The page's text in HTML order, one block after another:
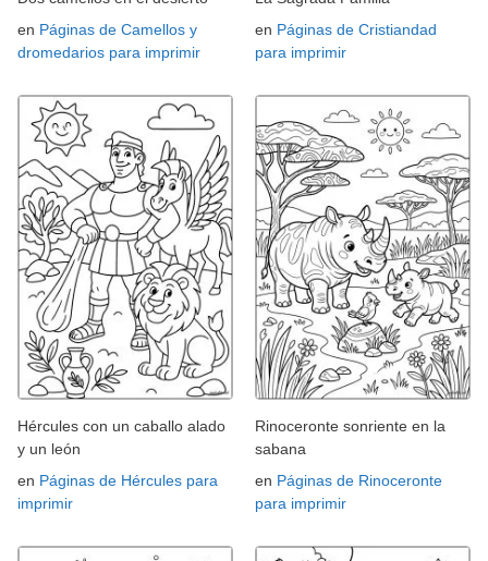
en Páginas de Camellos y
dromedarios para imprimir
en Páginas de Cristiandad
para imprimir
Hércules con un caballo alado
y un león
en Páginas de Hércules para
imprimir
Rinoceronte sonriente en la
sabana
en Páginas de Rinoceronte
para imprimir